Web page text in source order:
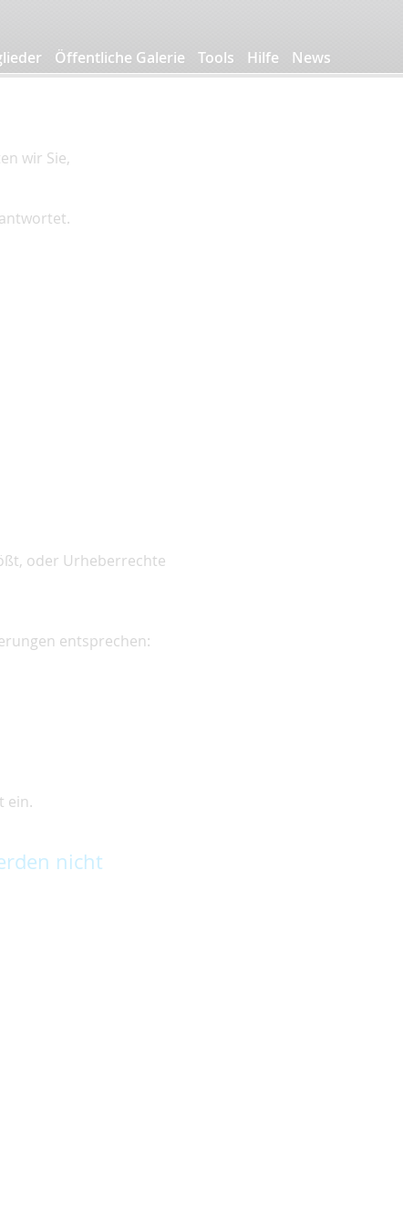
Öffentliche Galerie Tools Hilfe News
wir Sie,
oder Urheberrechte
entsprechen:
ein.
nicht